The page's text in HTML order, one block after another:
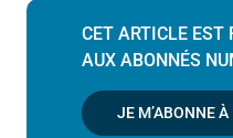
CET ARTICLE EST
AUX ABONNÉS
JE M’ABONNE